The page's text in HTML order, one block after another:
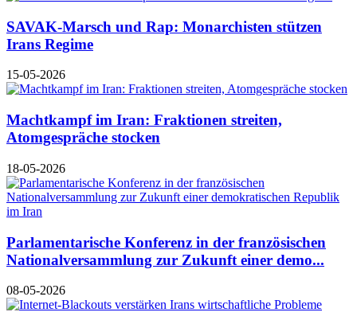
SAVAK-Marsch und Rap: Monarchisten stützen
Irans Regime
15-05-2026
Machtkampf im Iran: Fraktionen streiten,
Atomgespräche stocken
18-05-2026
Parlamentarische Konferenz in der französischen
Nationalversammlung zur Zukunft einer demo...
08-05-2026